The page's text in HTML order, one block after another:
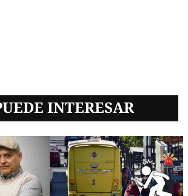
INTERESAR